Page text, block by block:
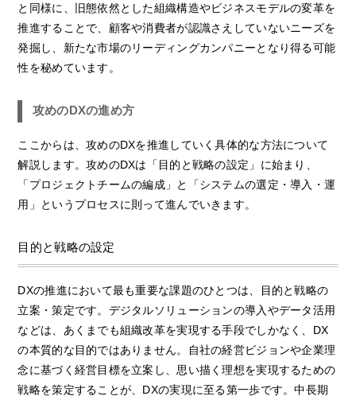
と同様に、旧態依然とした組織構造やビジネスモデルの変革を
推進することで、顧客や消費者が認識さえしていないニーズを
発掘し、新たな市場のリーディングカンパニーとなり得る可能
性を秘めています。
攻めのDXの進め方
ここからは、攻めのDXを推進していく具体的な方法について
解説します。攻めのDXは「目的と戦略の設定」に始まり、
「プロジェクトチームの編成」と「システムの選定・導入・運
用」というプロセスに則って進んでいきます。
目的と戦略の設定
DXの推進において最も重要な課題のひとつは、目的と戦略の
立案・策定です。デジタルソリューションの導入やデータ活用
などは、あくまでも組織改革を実現する手段でしかなく、DX
の本質的な目的ではありません。自社の経営ビジョンや企業理
念に基づく経営目標を立案し、思い描く理想を実現するための
戦略を策定することが、DXの実現に至る第一歩です。中長期